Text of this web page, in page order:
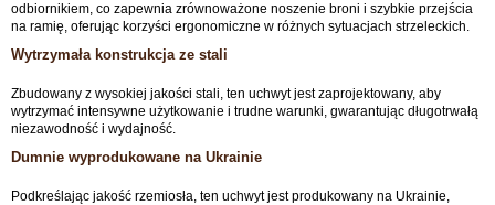
odbiornikiem, co zapewnia zrównoważone noszenie broni i szybkie przejścia
na ramię, oferując korzyści ergonomiczne w różnych sytuacjach strzeleckich.
Wytrzymała konstrukcja ze stali
Zbudowany z wysokiej jakości stali, ten uchwyt jest zaprojektowany, aby
wytrzymać intensywne użytkowanie i trudne warunki, gwarantując długotrwałą
niezawodność i wydajność.
Dumnie wyprodukowane na Ukrainie
Podkreślając jakość rzemiosła, ten uchwyt jest produkowany na Ukrainie,